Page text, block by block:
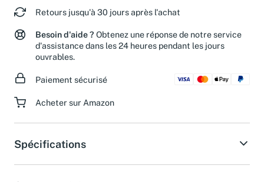
Retours jusqu'à 30 jours après l'achat
Besoin d'aide ? Obtenez une réponse de notre service
d'assistance dans les 24 heures pendant les jours
ouvrables.
Paiement sécurisé
Acheter sur Amazon
Spécifications